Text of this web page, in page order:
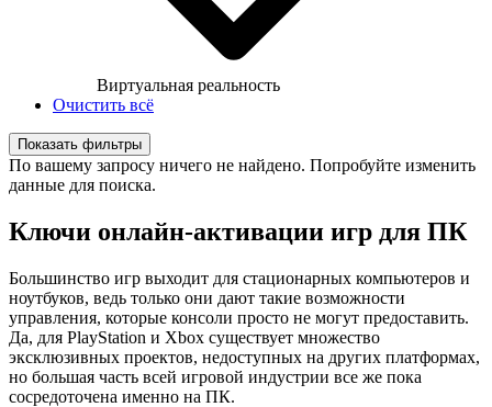
Виртуальная реальность
Очистить всё
Показать фильтры
По вашему запросу ничего не найдено. Попробуйте изменить
данные для поиска.
Ключи онлайн-активации игр для ПК
Большинство игр выходит для стационарных компьютеров и
ноутбуков, ведь только они дают такие возможности
управления, которые консоли просто не могут предоставить.
Да, для PlayStation и Xbox существует множество
эксклюзивных проектов, недоступных на других платформах,
но большая часть всей игровой индустрии все же пока
сосредоточена именно на ПК.